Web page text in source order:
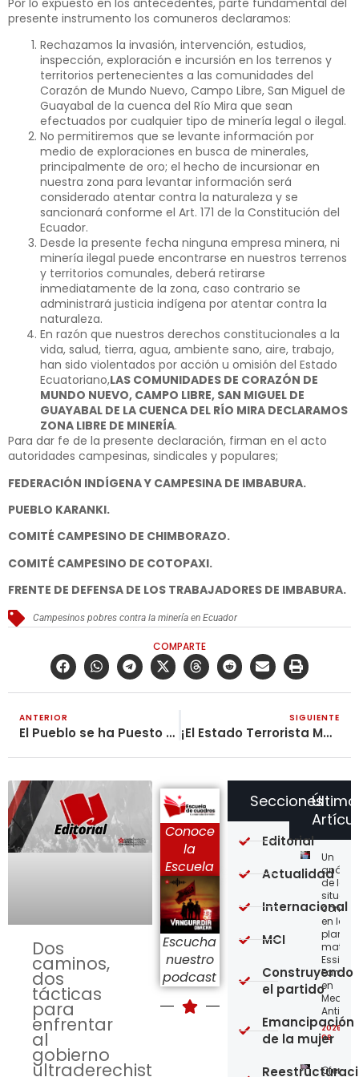
presente instrumento los comuneros declaramos:
Rechazamos la invasión, intervención, estudios,
inspección, exploración e incursión en los terrenos y
territorios pertenecientes a las comunidades del
Corazón de Mundo Nuevo, Campo Libre, San Miguel de
Guayabal de la cuenca del Río Mira que sean
efectuados por cualquier tipo de minería legal o ilegal.
No permitiremos que se levante información por
medio de exploraciones en busca de minerales,
principalmente de oro; el hecho de incursionar en
nuestra zona para levantar información será
considerado atentar contra la naturaleza y se
sancionará conforme el Art. 171 de la Constitución del
Ecuador.
Desde la presente fecha ninguna empresa minera, ni
minería ilegal puede encontrarse en nuestros terrenos
y territorios comunales, deberá retirarse
inmediatamente de la zona, caso contrario se
administrará justicia indígena por atentar contra la
naturaleza.
En razón que nuestros derechos constitucionales a la
vida, salud, tierra, agua, ambiente sano, aire, trabajo,
han sido violentados por acción u omisión del Estado
Ecuatoriano,LAS COMUNIDADES DE CORAZÓN DE
MUNDO NUEVO, CAMPO LIBRE, SAN MIGUEL DE
GUAYABAL DE LA CUENCA DEL RÍO MIRA DECLARAMOS
ZONA LIBRE DE MINERÍA.
Para dar fe de la presente declaración, firman en el acto
autoridades campesinas, sindicales y populares;
FEDERACIÓN INDÍGENA Y CAMPESINA DE IMBABURA.
PUEBLO KARANKI.
COMITÉ CAMPESINO DE CHIMBORAZO.
COMITÉ CAMPESINO DE COTOPAXI.
FRENTE DE DEFENSA DE LOS TRABAJADORES DE IMBABURA.
Campesinos pobres contra la minería en Ecuador
COMPARTE
ANTERIOR
El Pueblo se ha Puesto de Pie
SIGUIENTE
¡El Estado Terrorista Mató a Dylan Cruz!
Dos
caminos,
dos
tácticas
para
enfrentar
al
gobierno
ultraderechista
Conoce
la
Escuela
Escucha
nuestro
podcast
Un
de la
en la
planta
matriz
Essity-
Familia
en
2026-
08
Secciones
Editorial
Actualidad
Internacional
MCI
Construyendo
el partido
Emancipación
de la mujer